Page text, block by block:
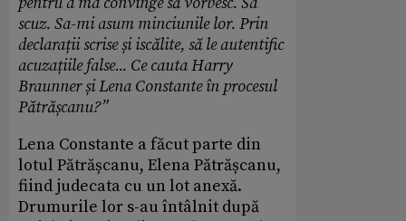
scuz. Sa-mi asum minciunile lor. Prin
declarații scrise și iscălite, să le autentific
acuzațiile false... Ce cauta Harry
Braunner și Lena Constante în procesul
Pătrășcanu?”
Lena Constante a făcut parte din
lotul Pătrășcanu, Elena Pătrășcanu,
fiind judecata cu un lot anexă.
Drumurile lor s-au întâlnit după